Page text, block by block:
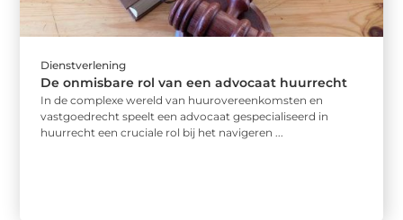
Dienstverlening
De onmisbare rol van een advocaat huurrecht
In de complexe wereld van huurovereenkomsten en
vastgoedrecht speelt een advocaat gespecialiseerd in
huurrecht een cruciale rol bij het navigeren ...